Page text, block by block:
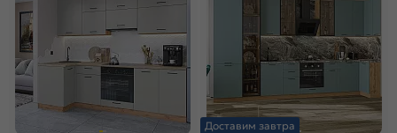
Доставим завтра